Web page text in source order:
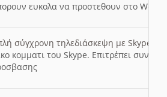
ευκολα να προστεθουν στο Word
σύγχρονη τηλεδιάσκεψη με Skype
κομματι του Skype. Επιτρέπει